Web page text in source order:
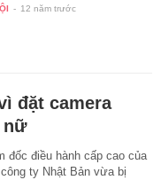
- 12 năm trước
đặt camera
nữ
đốc điều hành cấp cao của
ty Nhật Bản vừa bị